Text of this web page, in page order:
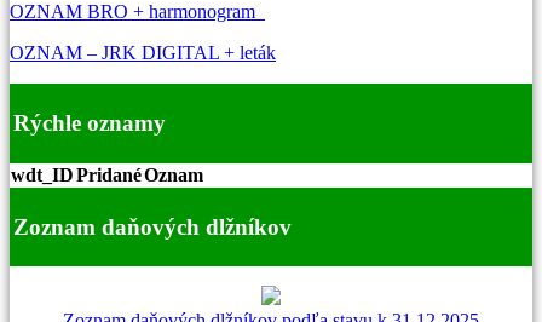
OZNAM BRO + harmonogram
OZNAM – JRK DIGITAL + leták
Rýchle oznamy
wdt_IDPridanéOznam
Zoznam daňových dlžníkov